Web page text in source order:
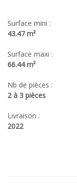
Surface mini :
43.47 m²
Surface maxi :
66.44 m²
Nb de pièces :
2 à 3 pièces
Livraison :
2022